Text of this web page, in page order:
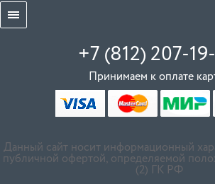
+7 (812) 207-
Принимаем к оплате
Данный сайт носит информационный
публичной офертой, определяемой
(2) ГК РФ